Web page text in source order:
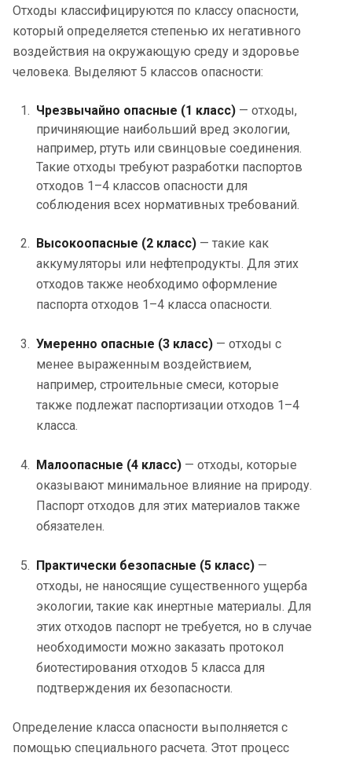
Отходы классифицируются по классу опасности,
который определяется степенью их негативного
воздействия на окружающую среду и здоровье
человека. Выделяют 5 классов опасности:
Чрезвычайно опасные (1 класс) — отходы,
причиняющие наибольший вред экологии,
например, ртуть или свинцовые соединения.
Такие отходы требуют разработки паспортов
отходов 1–4 классов опасности для
соблюдения всех нормативных требований.
Высокоопасные (2 класс) — такие как
аккумуляторы или нефтепродукты. Для этих
отходов также необходимо оформление
паспорта отходов 1–4 класса опасности.
Умеренно опасные (3 класс) — отходы с
менее выраженным воздействием,
например, строительные смеси, которые
также подлежат паспортизации отходов 1–4
класса.
Малоопасные (4 класс) — отходы, которые
оказывают минимальное влияние на природу.
Паспорт отходов для этих материалов также
обязателен.
Практически безопасные (5 класс) —
отходы, не наносящие существенного ущерба
экологии, такие как инертные материалы. Для
этих отходов паспорт не требуется, но в случае
необходимости можно заказать протокол
биотестирования отходов 5 класса для
подтверждения их безопасности.
Определение класса опасности выполняется с
помощью специального расчета. Этот процесс